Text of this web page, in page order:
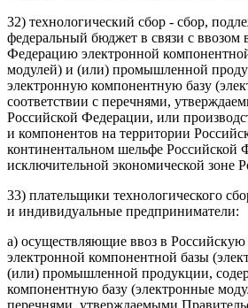
32) технологический сбор - сбор,
федеральный бюджет в связи с ввозом
Федерацию электронной
модулей) и (или) промышленной
электронную компонентную базу
соответствии с перечнями,
Российской Федерации, или
и компонентов на территории
континентальном шельфе Российской
исключительной экономической зоне
33) плательщики технологического
и индивидуальные предприниматели:
а) осуществляющие ввоз в
электронной компонентной базы
(или) промышленной продукции,
компонентную базу (электронные
перечнями, утверждаемыми